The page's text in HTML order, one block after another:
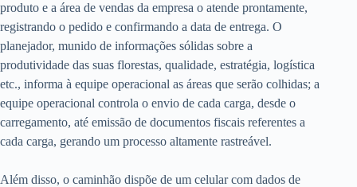
produto e a área de vendas da empresa o atende prontamente,
registrando o pedido e confirmando a data de entrega. O
planejador, munido de informações sólidas sobre a
produtividade das suas florestas, qualidade, estratégia, logística
etc., informa à equipe operacional as áreas que serão colhidas; a
equipe operacional controla o envio de cada carga, desde o
carregamento, até emissão de documentos fiscais referentes a
cada carga, gerando um processo altamente rastreável.
Além disso, o caminhão dispõe de um celular com dados de